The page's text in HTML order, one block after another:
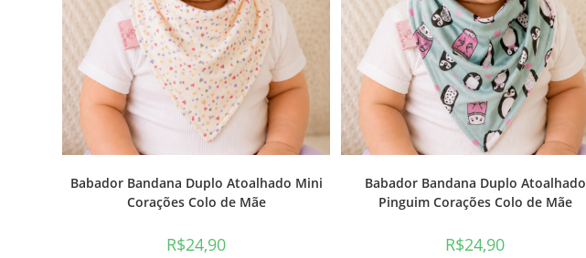
Babador Bandana Duplo Atoalhado Mini
Corações Colo de Mãe
R$24,90
Babador Bandana Duplo Atoalhado
Pinguim Corações Colo de Mãe
R$24,90